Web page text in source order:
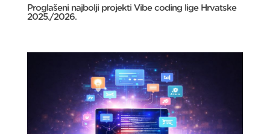
Proglašeni najbolji projekti Vibe coding lige Hrvatske
2025./2026.